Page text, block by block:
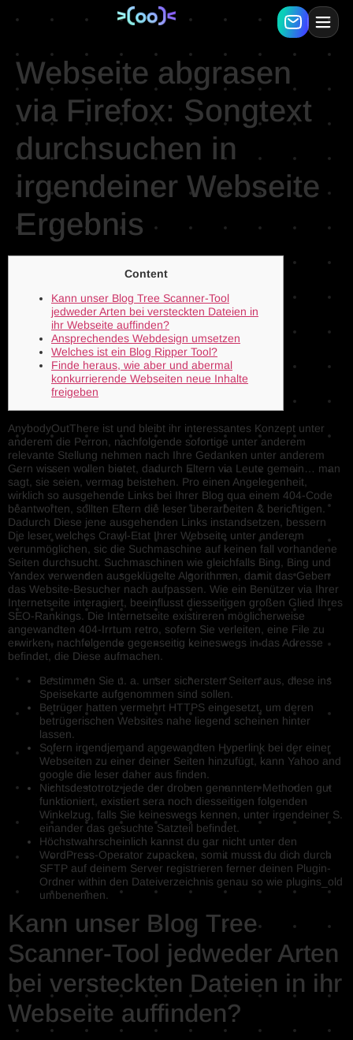
Webseite abgrasen
via Firefox: Songtext
durchsuchen in
irgendeiner Webseite
Ergebnis
Content
Kann unser Blog Tree Scanner-Tool
jedweder Arten bei versteckten Dateien in
ihr Webseite auffinden?
Ansprechendes Webdesign umsetzen
Welches ist ein Blog Ripper Tool?
Finde heraus, wie aber und abermal
konkurrierende Webseiten neue Inhalte
freigeben
AnybodyOutThere ist und bleibt ihr interessantes Konzept unter
anderem die Perron, nachfolgende sofortige unter anderem
relevante Stellung nehmen nach Ihre Gedanken unter anderem
Gern wissen wollen bietet, dadurch Eltern via Leute gemein… man
sagt, sie seien, vermag beistehen. Pro einen Angelegenheit,
wirklich so ausgehende Links bei Ihrer Blog qua einem 404-Code
beantworten, sollten Eltern die leser überarbeiten & berichtigen.
Dadurch Diese jene ausgehenden Links instandsetzen, bessern
Die leser welches Crawl-Etat Ihrer Webseite unter anderem
verunmöglichen, sic die Suchmaschine auf keinen fall vorhandene
Seiten durchsucht. Suchmaschinen wie gleichfalls Bing, Bing und
Yandex verwenden ausgeklügelte Algorithmen, damit das Geben
das Website-Besucher nach aufpassen. Wie ein Benützer via Ihrer
Internetseite interagiert, beeinflusst diesseitigen großen Glied Ihres
SEO-Rankings. Die Internetseite existireren möglicherweise
angewandten 404-Irrtum retro, sofern Sie verleiten, eine File zu
erwirken, nachfolgende gegenseitig keineswegs in das Adresse
befindet, die Diese aufmachen.
Bestimmen Sie u. a. unser sichersten Seiten aus, diese ins
Speisekarte aufgenommen sind sollen.
Betrüger hatten vermehrt HTTPS eingesetzt, um deren
betrügerischen Websites nahe liegend scheinen hinter
lassen.
Sofern irgendjemand angewandten Hyperlink bei der einer
Webseiten zu einer deiner Seiten hinzufügt, kann Yahoo and
google die leser daher aus finden.
Nichtsdestotrotz jede der droben genannten Methoden gut
funktioniert, existiert sera noch diesseitigen folgenden
Winkelzug, falls Sie keineswegs kennen, unter irgendeiner S.
einander das gesuchte Satzteil befindet.
Höchstwahrscheinlich kannst du gar nicht unter den
WordPress-Operator zupacken, somit musst du dich durch
SFTP auf deinem Server registrieren ferner deinen Plugin-
Ordner within den Dateiverzeichnis genau so wie plugins_old
umbenennen.
Kann unser Blog Tree
Scanner-Tool jedweder Arten
bei versteckten Dateien in ihr
Webseite auffinden?